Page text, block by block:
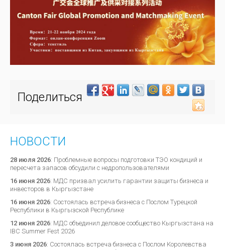
Поделиться
НОВОСТИ
28 июля 2026: Проблемные вопросы подготовки ТЭО кондиций и
пересчета запасов обсудили с недропользователями
16 июня 2026: МДС призвал усилить гарантии защиты бизнеса и
инвесторов в Кыргызстане
16 июня 2026: Состоялась встреча бизнеса с Послом Турецкой
Республики в Кыргызской Республике
12 июня 2026: МДС объединил деловое сообщество Кыргызстана на
IBC Summer Fest 2026
3 июня 2026: Состоялась встреча бизнеса с Послом Королевства